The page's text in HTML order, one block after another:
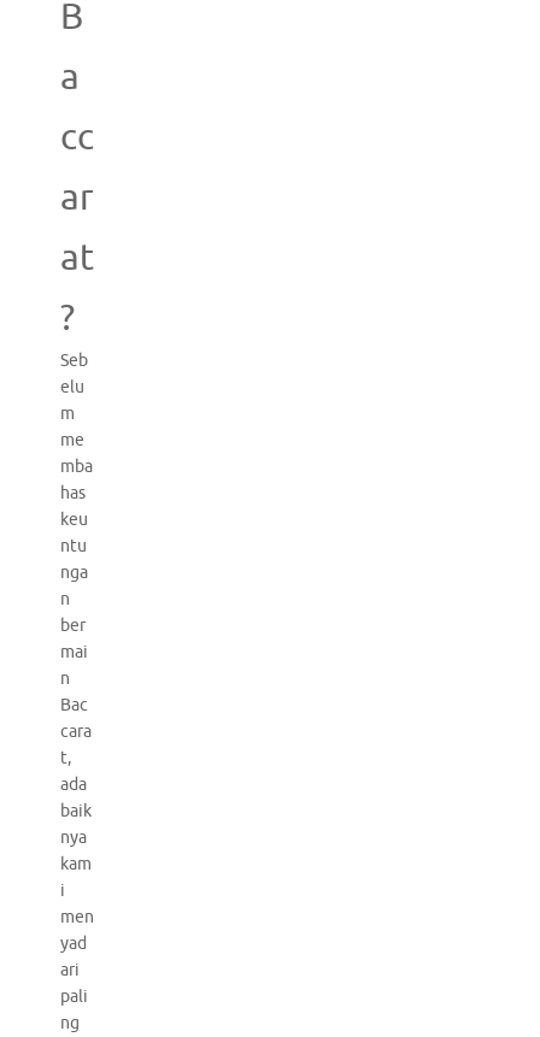
B
a
cc
ar
at
?
Seb
elu
m
me
mba
has
keu
ntu
nga
n
ber
mai
n
Bac
cara
t,
ada
baik
nya
kam
i
men
yad
ari
pali
ng